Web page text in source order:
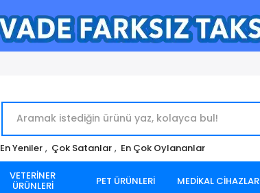
En Yeniler , Çok Satanlar , En Çok Oylananlar
VETERİNER
ÜRÜNLERİ PET ÜRÜNLERİ MEDİKAL CİHAZLAR